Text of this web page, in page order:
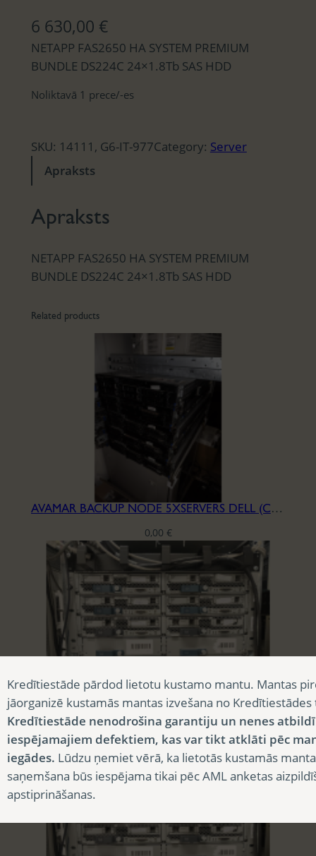
6 630,00 €
NETAPP FAS2650 HA SYSTEM PREMIUM
BUNDLE DS224C 24×1.8Tb SAS HDD
Noliktavā 1 prece/-es
SKU: 14111, G6-IT-977Category: Server
Apraksts
Apraksts
NETAPP FAS2650 HA SYSTEM PREMIUM
BUNDLE DS224C 24×1.8Tb SAS HDD
Related products
AVAMAR BACKUP NODE 5XSERVERS DELL (CPU+MB+POWER)
0,00 €
CISCO B200-M4 2XE5-2690 V4, RAM 12X64GB DDR4-2400, SSD 2×1.6TB
3 007,50€
Kredītiestāde pārdod lietotu kustamo mantu. Mantas
jāorganizē kustamās mantas izvešana no
Kredītiestāde nenodrošina garantiju un nenes
iespējamajiem defektiem, kas var tikt atklāti pēc
iegādes. Lūdzu ņemiet vērā, ka lietotās kustamās
saņemšana būs iespējama tikai pēc AML anketas
apstiprināšanas.